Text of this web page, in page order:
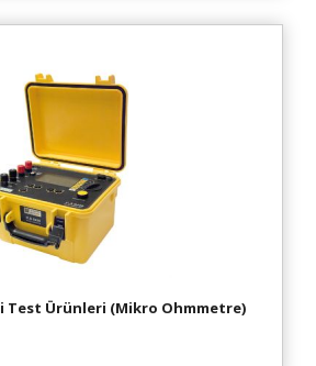
Test Ürünleri (Mikro Ohmmetre)